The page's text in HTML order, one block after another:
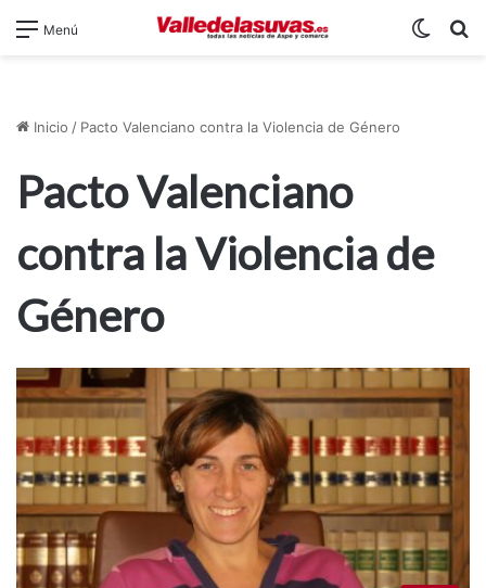
Menú
Inicio / Pacto Valenciano contra la Violencia de Género
Pacto Valenciano
contra la Violencia de
Género